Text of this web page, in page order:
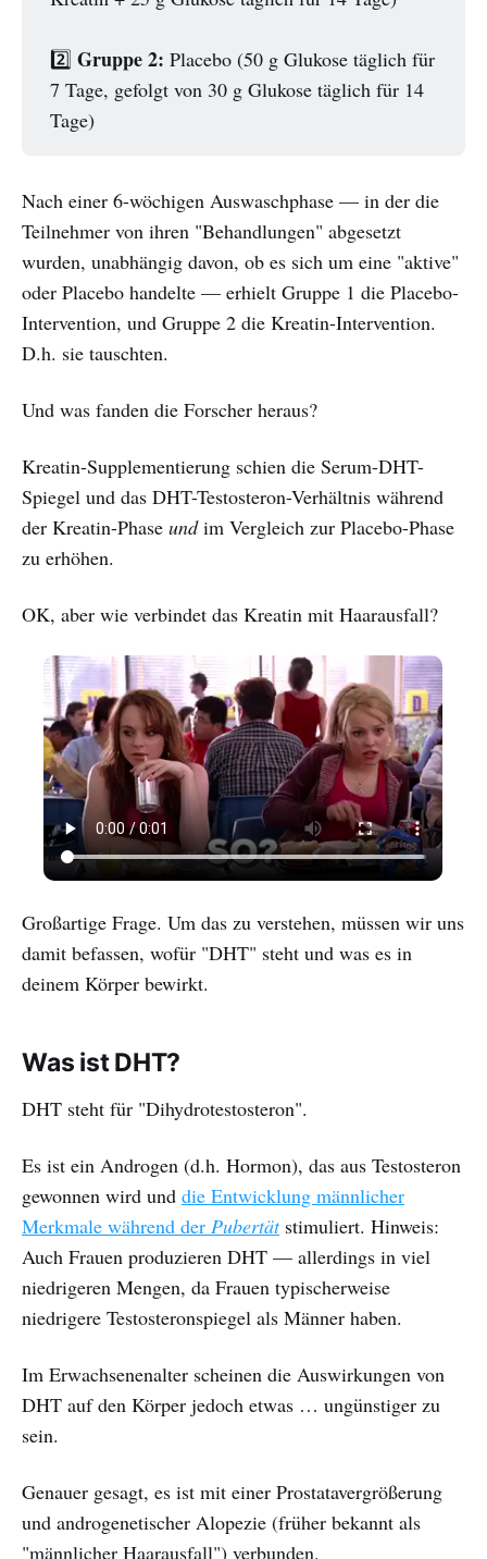
2️⃣ Gruppe 2: Placebo (50 g Glukose täglich für
7 Tage, gefolgt von 30 g Glukose täglich für 14
Tage)
Nach einer 6-wöchigen Auswaschphase — in der die
Teilnehmer von ihren "Behandlungen" abgesetzt
wurden, unabhängig davon, ob es sich um eine "aktive"
oder Placebo handelte — erhielt Gruppe 1 die Placebo-
Intervention, und Gruppe 2 die Kreatin-Intervention.
D.h. sie tauschten.
Und was fanden die Forscher heraus?
Kreatin-Supplementierung schien die Serum-DHT-
Spiegel und das DHT-Testosteron-Verhältnis während
der Kreatin-Phase undim Vergleich zur Placebo-Phase
zu erhöhen.
OK, aber wie verbindet das Kreatin mit Haarausfall?
Großartige Frage. Um das zu verstehen, müssen wir uns
damit befassen, wofür "DHT" steht und was es in
deinem Körper bewirkt.
Was ist DHT?
DHT steht für "Dihydrotestosteron".
Es ist ein Androgen (d.h. Hormon), das aus Testosteron
gewonnen wird und die Entwicklung männlicher
Merkmale während der Pubertätstimuliert. Hinweis:
Auch Frauen produzieren DHT — allerdings in viel
niedrigeren Mengen, da Frauen typischerweise
niedrigere Testosteronspiegel als Männer haben.
Im Erwachsenenalter scheinen die Auswirkungen von
DHT auf den Körper jedoch etwas … ungünstiger zu
sein.
Genauer gesagt, es ist mit einer Prostatavergrößerung
und androgenetischer Alopezie (früher bekannt als
"männlicher Haarausfall") verbunden.